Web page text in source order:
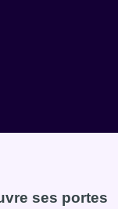
ses portes